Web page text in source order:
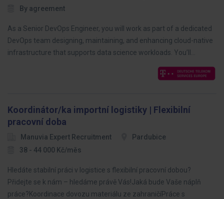
By agreement
As a Senior DevOps Engineer, you will work as part of a dedicated
DevOps team designing, maintaining, and enhancing cloud-native
infrastructure that supports data science workloads. You’ll…
Koordinátor/ka importní logistiky | Flexibilní
pracovní doba
Manuvia Expert Recruitment
Pardubice
38 - 44 000 Kč/měs
Hledáte stabilní práci v logistice s flexibilní pracovní dobou?
Přidejte se k nám – hledáme právě Vás!Jaká bude Vaše náplň
práce?Koordinace dovozu materiálu ze zahraničíPráce s